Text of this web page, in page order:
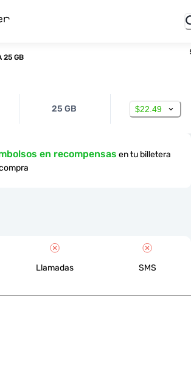
25 GB
25 GB $22.49
en recompensas en tu billetera
Llamadas SMS